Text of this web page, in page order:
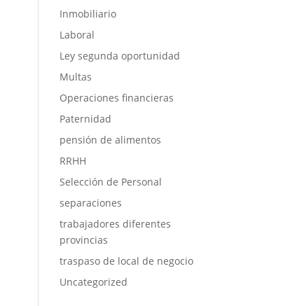
Inmobiliario
Laboral
Ley segunda oportunidad
Multas
Operaciones financieras
Paternidad
pensión de alimentos
RRHH
Selección de Personal
separaciones
trabajadores diferentes
provincias
traspaso de local de negocio
Uncategorized